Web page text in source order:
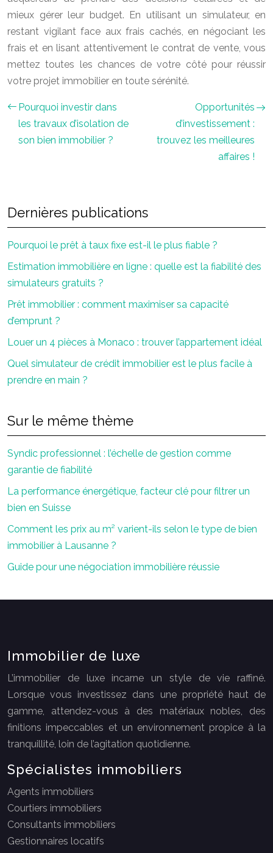
mieux gérer leur budget. En utilisant un simulateur, en
restant vigilant face aux frais cachés, en négociant les
frais et en lisant attentivement le contrat de vente, vous
mettez toutes les chances de votre côté pour réussir
votre projet immobilier en toute sérénité.
Pourquoi investir dans
les travaux d’isolation de
son bien immobilier ?
Opportunités
d’investissement :
trouvez les meilleures
affaires !
Dernières publications
Pourquoi le prêt à taux fixe est-il le plus fiable ?
Estimation immobilière en ligne : quelle est la fiabilité des
simulateurs gratuits ?
Prêt immobilier : comment maximiser sa capacité
d’emprunt ?
Louer un 4 pièces à Monaco : trouver l’appartement idéal
Quel simulateur de crédit immobilier est le plus facile à
prendre en main ?
Sur le même thème
Syndic professionnel : l’échelle de gestion comme
garantie de fiabilité
La performance énergétique, facteur clé pour filtrer un
bien en Suisse
Comment les prix au m² varient-ils selon le type de bien
immobilier à Lausanne ?
Guide pour une négociation immobilière réussie
Immobilier de luxe
L’immobilier de luxe incarne un style de vie raffiné.
Lorsque vous investissez dans une propriété haut de
gamme, attendez-vous à des matériaux nobles, des
finitions impeccables et un environnement propice à la
tranquillité, loin de l’agitation quotidienne.
Spécialistes immobiliers
Agents immobiliers
Courtiers immobiliers
Consultants immobiliers
Gestionnaires locatifs